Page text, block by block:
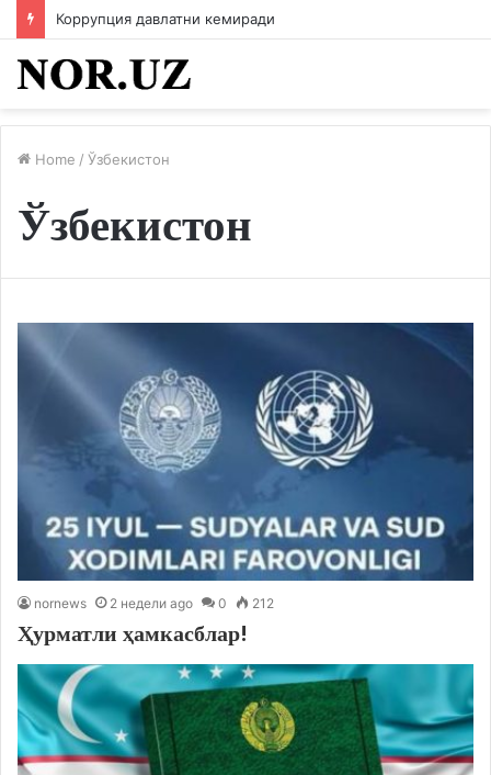
Коррупция давлатни кемиради
Home / Ўзбекистон
Ўзбекистон
nornews 2 недели ago 0 212
Ҳурматли ҳамкасблар!